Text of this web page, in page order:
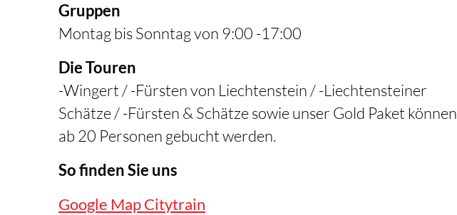
Gruppen
Montag bis Sonntag von 9:00 -17:00
Die Touren
-Wingert / -Fürsten von Liechtenstein / -Liechtensteiner
Schätze / -Fürsten & Schätze sowie unser Gold Paket können
ab 20 Personen gebucht werden.
So finden Sie uns
Google Map Citytrain